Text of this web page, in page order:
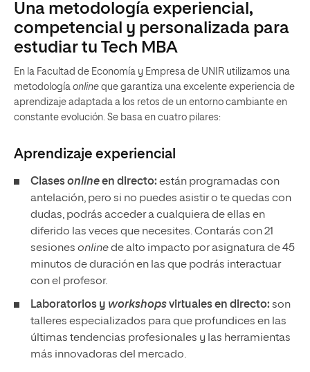
Una metodología experiencial,
competencial y personalizada para
estudiar tu Tech MBA
En la Facultad de Economía y Empresa de UNIR utilizamos una
metodología online que garantiza una excelente experiencia de
aprendizaje adaptada a los retos de un entorno cambiante en
constante evolución. Se basa en cuatro pilares:
Aprendizaje experiencial
Clasesonlineen directo: están programadas con
antelación, pero si no puedes asistir o te quedas con
dudas, podrás acceder a cualquiera de ellas en
diferido las veces que necesites. Contarás con 21
sesiones onlinede alto impacto por asignatura de 45
minutos de duración en las que podrás interactuar
con el profesor.
Laboratorios y workshopsvirtuales en directo: son
talleres especializados para que profundices en las
últimas tendencias profesionales y las herramientas
más innovadoras del mercado.